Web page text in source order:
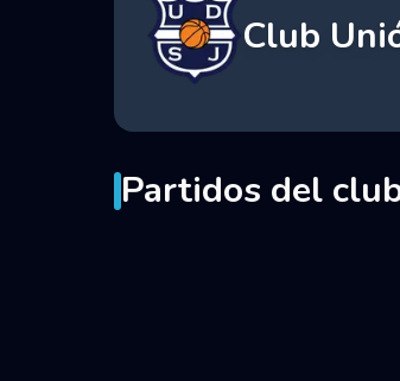
Club
Partidos del